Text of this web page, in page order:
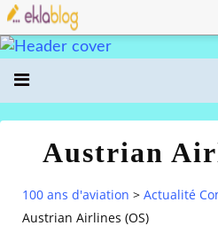
Austrian
100 ans d'aviation > Actualité
Austrian Airlines (OS)